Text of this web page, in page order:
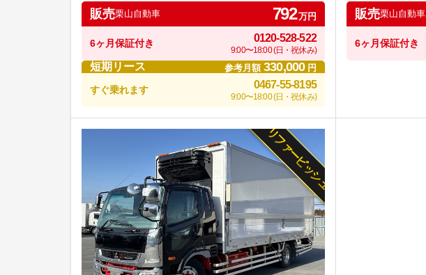
販売栗山自動車 792万円
6ヶ月保証付き 0120-528-522
9:00〜18:00 (日・祝休み)
短期リース 参考月額330,000円
すぐ乗れます 0467-55-8195
9:00〜18:00 (日・祝休み)
販売栗山自動車
6ヶ月保証付き
リファービッシュ